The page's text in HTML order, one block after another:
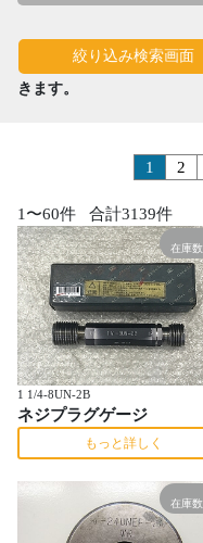
絞り込み検索画面
きます。
1 2
1〜60件 合計3139件
在庫数
1 1/4-8UN-2B
ネジプラグゲージ
もっと詳しく
在庫数